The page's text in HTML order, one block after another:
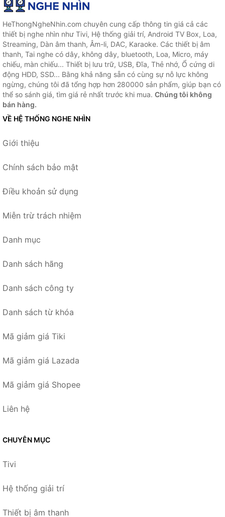
HeThongNgheNhin.com chuyên cung cấp thông tin giá cả các
thiết bị nghe nhìn như Tivi, Hệ thống giải trí, Android TV Box, Loa,
Streaming, Dàn âm thanh, Âm-li, DAC, Karaoke. Các thiết bị âm
thanh, Tai nghe có dây, không dây, bluetooth, Loa, Micro, máy
chiếu, màn chiếu... Thiết bị lưu trữ, USB, Đĩa, Thẻ nhớ, Ổ cứng di
động HDD, SSD... Bằng khả năng sẵn có cùng sự nỗ lực không
ngừng, chúng tôi đã tổng hợp hơn 280000 sản phẩm, giúp bạn có
thể so sánh giá, tìm giá rẻ nhất trước khi mua. Chúng tôi không
bán hàng.
VỀ HỆ THỐNG NGHE NHÌN
Giới thiệu
Chính sách bảo mật
Điều khoản sử dụng
Miễn trừ trách nhiệm
Danh mục
Danh sách hãng
Danh sách công ty
Danh sách từ khóa
Mã giảm giá Tiki
Mã giảm giá Lazada
Mã giảm giá Shopee
Liên hệ
CHUYÊN MỤC
Tivi
Hệ thống giải trí
Thiết bị âm thanh